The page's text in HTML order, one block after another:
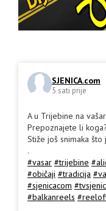
SJENICA.com
5 sati prije
A u Trijebine na
Prepoznajete li
Stiže još snimaka
.
#vasar #trijebine
#običaji #tradicija
#sjenicacom
#balkanreels